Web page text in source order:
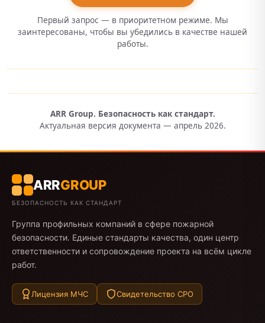
Первый запрос — в приоритетном режиме. Мы
заинтересованы, чтобы вы убедились в качестве нашей
работы.
ARR Group. Безопасность как стандарт.
Актуальная версия документа — апрель 2026.
ARRGROUP
БЕЗОПАСНОСТЬ КАК СТАНДАРТ
Группа профильных компаний в сфере пожарной
безопасности. Единые стандарты качества, один центр
ответственности и сопровождение проекта на всём цикле
работ.
Лицензия МЧС Свидетельство СРО